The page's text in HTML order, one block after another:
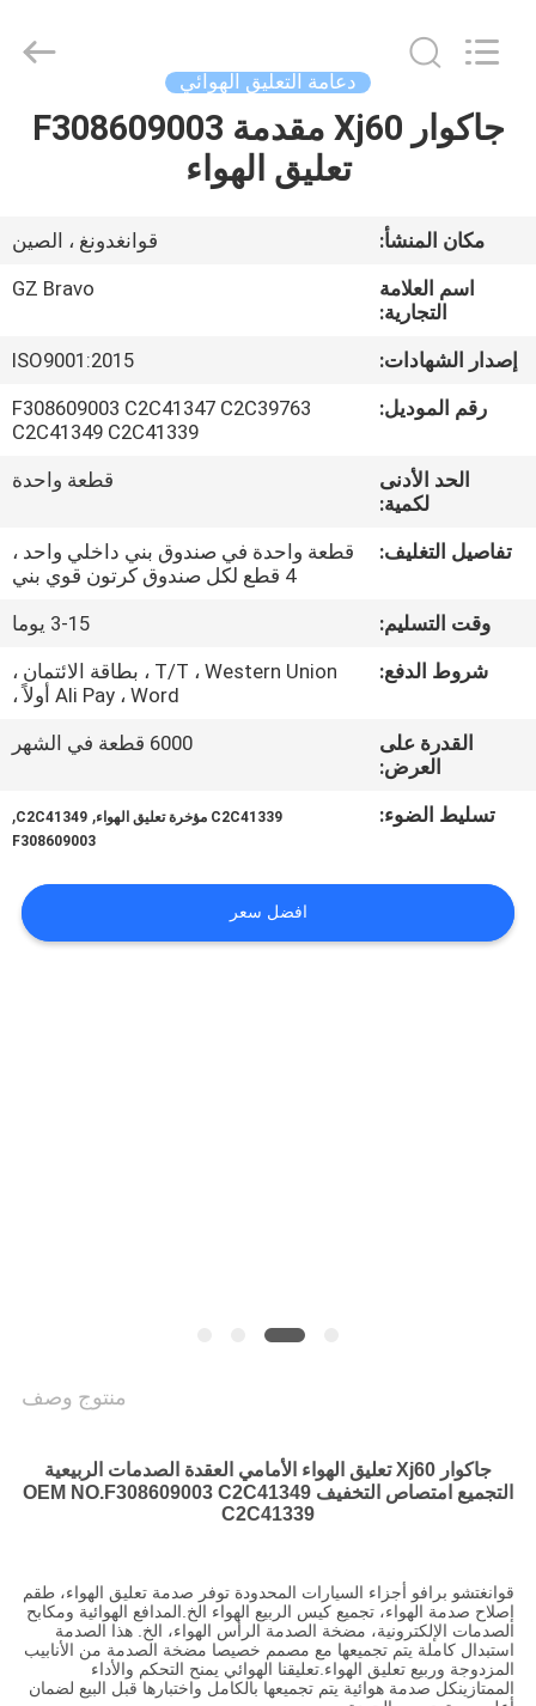
الصفحة
منتجات
معلومات
عنا
الجودة
اطلب
خريطة
دعامة التعليق الهوائي
جاكوار Xj60 مقدمة F308609003
تعليق الهواء
مكان المنشأ:
قوانغدونغ ، الصين
اسم العلامة
التجارية:
GZ Bravo
إصدار الشهادات:
ISO9001:2015
رقم الموديل:
F308609003 C2C41347 C2C39763
C2C41349 C2C41339
الحد الأدنى
لكمية:
قطعة واحدة
تفاصيل التغليف:
قطعة واحدة في صندوق بني داخلي واحد ،
4 قطع لكل صندوق كرتون قوي بني
وقت التسليم:
3-15 يوما
شروط الدفع:
T/T ، Western Union ، بطاقة الائتمان ،
Ali Pay ، Word أولاً ،
القدرة على
العرض:
6000 قطعة في الشهر
تسليط الضوء: C2C41339 مؤخرة تعليق الهواء ,
C2C41349
,
F308609003
افضل سعر
منتوج وصف
جاكوار Xj60 تعليق الهواء الأمامي العقدة الصدمات الربيعية
التجميع امتصاص التخفيف OEM NO.F308609003 C2C41349
C2C41339
قوانغتشو برافو أجزاء السيارات المحدودة توفر صدمة تعليق الهواء، طقم
إصلاح صدمة الهواء، تجميع كيس الربيع الهواء الخ.المدافع الهوائية ومكابح
الصدمات الإلكترونية، مضخة الصدمة الرأس الهواء، الخ. هذا الصدمة
استبدال كاملة يتم تجميعها مع مصمم خصيصا مضخة الصدمة من الأنابيب
المزدوجة وربيع تعليق الهواء.تعليقنا الهوائي يمنح التحكم والأداء
الممتازينكل صدمة هوائية يتم تجميعها بالكامل واختبارها قبل البيع لضمان